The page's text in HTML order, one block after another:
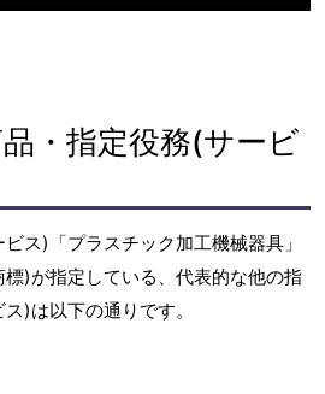
・指定役務(サービ
ス)「プラスチック加工機械器具」
)が指定している、代表的な他の指
)は以下の通りです。